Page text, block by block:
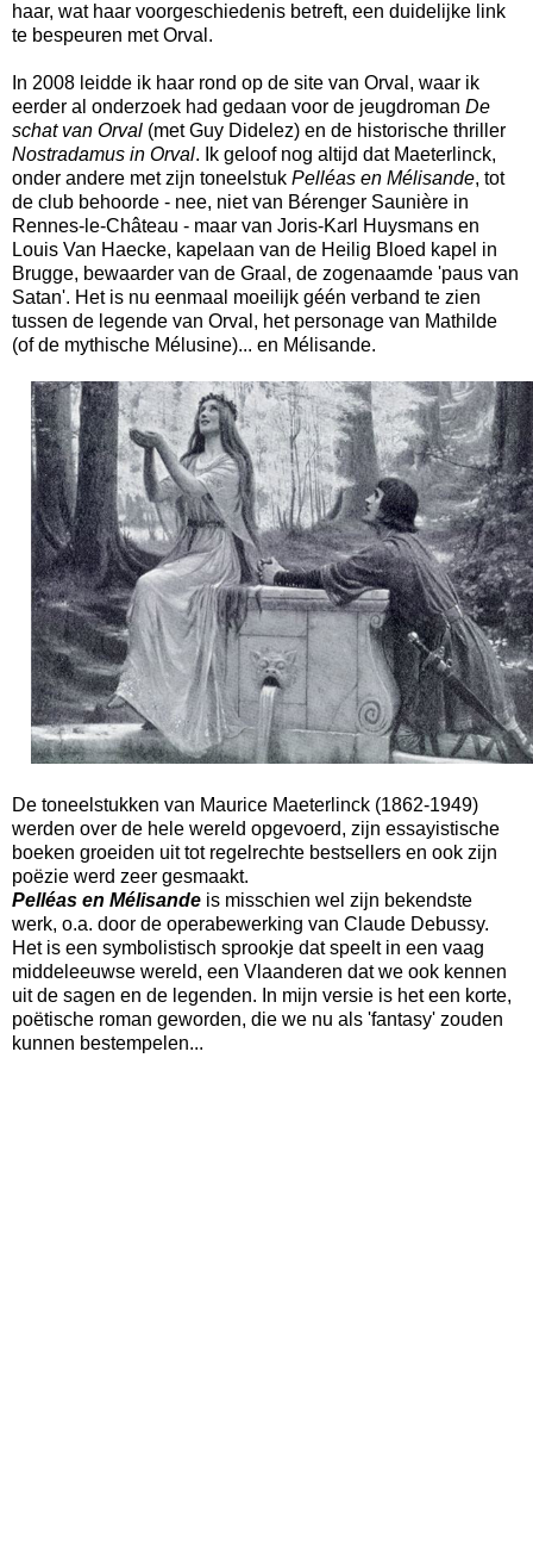
haar, wat haar voorgeschiedenis betreft, een duidelijke link
te bespeuren met Orval.
In 2008 leidde ik haar rond op de site van Orval, waar ik
eerder al onderzoek had gedaan voor de jeugdroman De
schat van Orval (met Guy Didelez) en de historische thriller
Nostradamus in Orval. Ik geloof nog altijd dat Maeterlinck,
onder andere met zijn toneelstuk Pelléas en Mélisande, tot
de club behoorde - nee, niet van Bérenger Saunière in
Rennes-le-Château - maar van Joris-Karl Huysmans en
Louis Van Haecke, kapelaan van de Heilig Bloed kapel in
Brugge, bewaarder van de Graal, de zogenaamde 'paus van
Satan'. Het is nu eenmaal moeilijk géén verband te zien
tussen de legende van Orval, het personage van Mathilde
(of de mythische Mélusine)... en Mélisande.
De toneelstukken van Maurice Maeterlinck (1862-1949)
werden over de hele wereld opgevoerd, zijn essayistische
boeken groeiden uit tot regelrechte bestsellers en ook zijn
poëzie werd zeer gesmaakt.
Pelléas en Mélisande is misschien wel zijn bekendste
werk, o.a. door de operabewerking van Claude Debussy.
Het is een symbolistisch sprookje dat speelt in een vaag
middeleeuwse wereld, een Vlaanderen dat we ook kennen
uit de sagen en de legenden. In mijn versie is het een korte,
poëtische roman geworden, die we nu als 'fantasy' zouden
kunnen bestempelen...